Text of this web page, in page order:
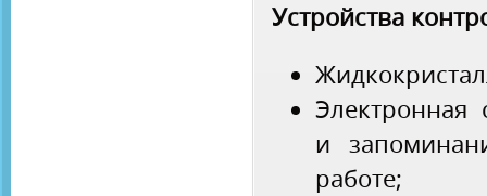
Устройства
Электронная
и
работе;